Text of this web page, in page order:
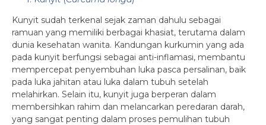
Kunyit sudah terkenal sejak zaman dahulu sebagai
ramuan yang memiliki berbagai khasiat, terutama dalam
dunia kesehatan wanita. Kandungan kurkumin yang ada
pada kunyit berfungsi sebagai anti-inflamasi, membantu
mempercepat penyembuhan luka pasca persalinan, baik
pada luka jahitan atau luka dalam tubuh setelah
melahirkan. Selain itu, kunyit juga berperan dalam
membersihkan rahim dan melancarkan peredaran darah,
yang sangat penting dalam proses pemulihan tubuh